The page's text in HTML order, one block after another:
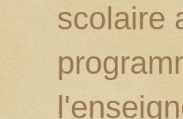
scolaire